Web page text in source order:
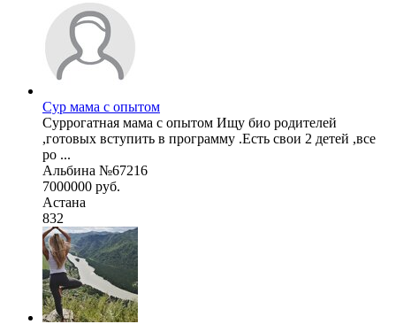
Сур мама с опытом
Суррогатная мама с опытом Ищу био родителей
,готовых вступить в программу .Есть свои 2 детей ,все
ро ...
Альбина №67216
7000000 руб.
Астана
832